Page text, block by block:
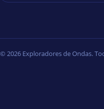
© 2026 Exploradores de Ondas.